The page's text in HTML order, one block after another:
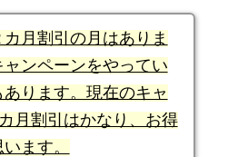
月割引の月はありま
ャンペーンをやってい
ります。現在のキャ
月割引はかなり、お得
ます。